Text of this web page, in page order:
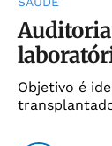
Objetivo é